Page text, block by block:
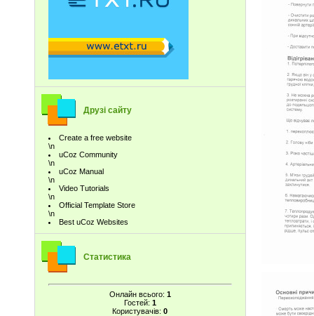
Друзі сайту
Create a free website
\n
uCoz Community
\n
uCoz Manual
\n
Video Tutorials
\n
Official Template Store
\n
Best uCoz Websites
Статистика
Онлайн всього: 1
Гостей: 1
Користувачів:0